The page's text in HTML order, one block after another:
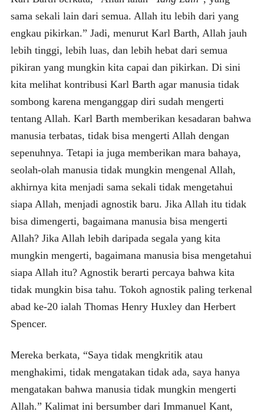
sama sekali lain dari semua. Allah itu lebih dari yang
engkau pikirkan.” Jadi, menurut Karl Barth, Allah jauh
lebih tinggi, lebih luas, dan lebih hebat dari semua
pikiran yang mungkin kita capai dan pikirkan. Di sini
kita melihat kontribusi Karl Barth agar manusia tidak
sombong karena menganggap diri sudah mengerti
tentang Allah. Karl Barth memberikan kesadaran bahwa
manusia terbatas, tidak bisa mengerti Allah dengan
sepenuhnya. Tetapi ia juga memberikan mara bahaya,
seolah-olah manusia tidak mungkin mengenal Allah,
akhirnya kita menjadi sama sekali tidak mengetahui
siapa Allah, menjadi agnostik baru. Jika Allah itu tidak
bisa dimengerti, bagaimana manusia bisa mengerti
Allah? Jika Allah lebih daripada segala yang kita
mungkin mengerti, bagaimana manusia bisa mengetahui
siapa Allah itu? Agnostik berarti percaya bahwa kita
tidak mungkin bisa tahu. Tokoh agnostik paling terkenal
abad ke-20 ialah Thomas Henry Huxley dan Herbert
Spencer.
Mereka berkata, “Saya tidak mengkritik atau
menghakimi, tidak mengatakan tidak ada, saya hanya
mengatakan bahwa manusia tidak mungkin mengerti
Allah.” Kalimat ini bersumber dari Immanuel Kant,